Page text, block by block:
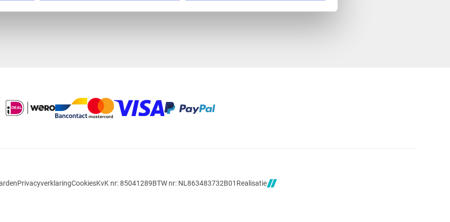
PrivacyverklaringCookiesKvK nr: 85041289BTW nr: NL863483732B01 Realisatie